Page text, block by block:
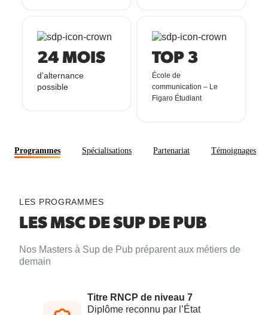
24 MOIS
d’alternance
possible
TOP 3
École de
communication – Le
Figaro Étudiant
Programmes Spécialisations Partenariat Témoignages
LES PROGRAMMES
LES MSC DE SUP DE PUB
Nos Masters à Sup de Pub préparent aux métiers de
demain
Titre RNCP de niveau 7
Diplôme reconnu par l’État